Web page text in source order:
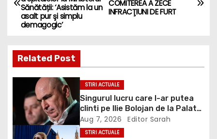
o
s
t
n
v
i
COMITEREA A ZECE
INFRACŢIUNI DE FURT
Sănătății: ‘Asistăm la un
asalt pur şi simplu
demagogic’
Related Post
STIRI ACTUALE
Singurul lucru care l-ar putea
clinti pe Ilie Bolojan de la Palatul
Victoria. Verdictul lui Bogdan
Chirieac
Aug 7, 2026 Editor Sarah
STIRI ACTUALE